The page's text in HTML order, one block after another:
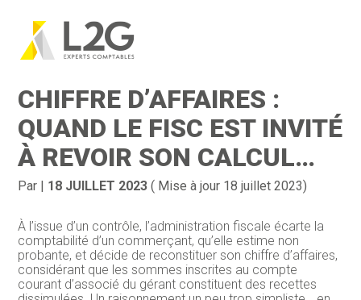
Aller
au
Création d’entreprise
Pilotage d’entreprise
Entreprise en difficultés
Gestion
Juridique
Documents
Dématérialisation / collecte
CHIFFRE D’AFFAIRES :
QUAND LE FISC EST INVITÉ
À REVOIR SON CALCUL…
Par | 18 JUILLET 2023 ( Mise à jour 18 juillet 2023)
À l’issue d’un contrôle, l’administration fiscale écarte la
comptabilité d’un commerçant, qu’elle estime non
probante, et décide de reconstituer son chiffre d’affaires,
considérant que les sommes inscrites au compte
courant d’associé du gérant constituent des recettes